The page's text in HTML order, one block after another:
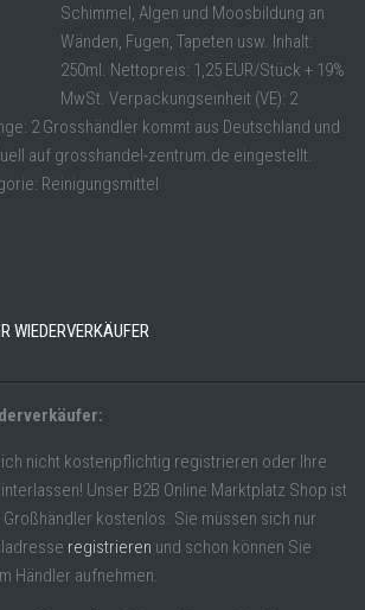
Schimmel, Algen und Moosbildung an
Wänden, Fugen, Tapeten usw. Inhalt:
250ml. Nettopreis: 1,25 EUR/Stück + 19%
MwSt. Verpackungseinheit (VE): 2
2 Grosshändler kommt aus Deutschland und
auf grosshandel-zentrum.de eingestellt.
Reinigungsmittel
WIEDERVERKÄUFER
nicht kostenpflichtig registrieren oder Ihre
Unser B2B Online Marktplatz Shop ist
kostenlos. Sie müssen sich nur
registrieren und schon können Sie
Händler aufnehmen.